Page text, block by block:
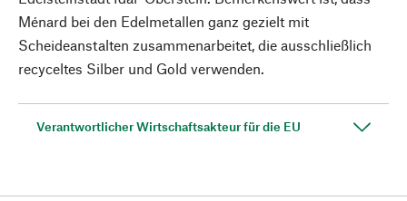
Ménard bei den Edelmetallen ganz gezielt mit
Scheideanstalten zusammenarbeitet, die ausschließlich
recyceltes Silber und Gold verwenden.
Verantwortlicher Wirtschaftsakteur für die EU